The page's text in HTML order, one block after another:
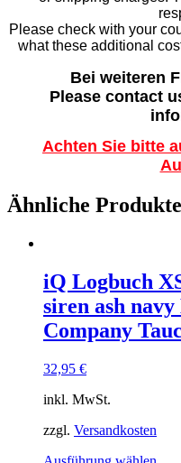
Please check with your
what these additional
Bei weiteren
Please contact
Achten Sie bitte
Ähnliche Produkte
iQ Logbuch
siren ash
Company
32,95 €
inkl. MwSt.
zzgl. Versandkosten